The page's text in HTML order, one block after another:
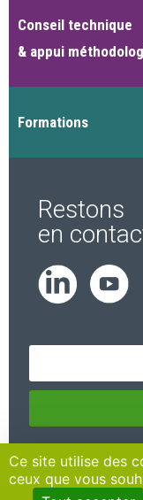
Conseil technique
& appui
Formations
Restons
en
Ce site utilise des
ceux que vous